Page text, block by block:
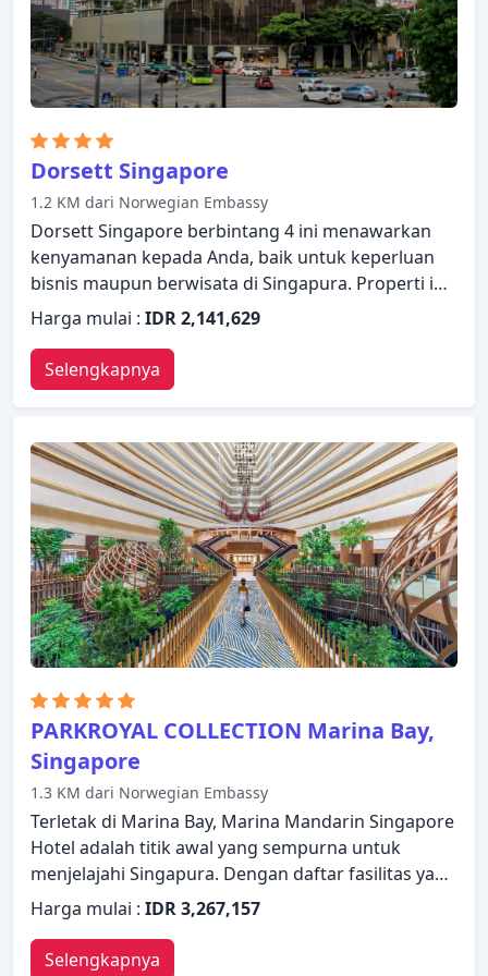
yang sangat baik untuk menjelajahi Singapura atau
untuk sekadar bersantai dan menyegarkan diri.
Dorsett Singapore
1.2 KM dari Norwegian Embassy
Dorsett Singapore berbintang 4 ini menawarkan
kenyamanan kepada Anda, baik untuk keperluan
bisnis maupun berwisata di Singapura. Properti ini
memiliki berbagai fasilitas yang membuat
pengalaman menginap Anda menyenangkan.
Semua fasilitas yang diperlukan, termasuk layanan
kamar 24 jam, WiFi gratis di semua kamar, satpam
24 jam, layanan kebersihan harian, layanan taksi,
telah tersedia. Televisi layar datar, kopi instan
gratis, teh gratis, cermin, sofa dapat ditemukan di
beberapa pilihan kamar. Nikmatilah pusat
kebugaran, kolam renang luar ruangan, sebelum
masuk ke kamar untuk beristirahat dengan
nyaman. Dorsett Singapore adalah pilihan yang
sangat baik untuk menjelajahi Singapura atau
untuk sekadar bersantai dan menyegarkan diri.
Harga mulai : IDR 2,141,629
Selengkapnya
PARKROYAL COLLECTION Marina Bay,
Singapore
1.3 KM dari Norwegian Embassy
Terletak di Marina Bay, Marina Mandarin Singapore
Hotel adalah titik awal yang sempurna untuk
menjelajahi Singapura. Dengan daftar fasilitas yang
lengkap, tamu akan merasakan pengalaman
menginap di properti yang nyaman. Layanan kamar
24 jam, WiFi gratis di semua kamar, resepsionis 24
Harga mulai : IDR 3,267,157
Selengkapnya